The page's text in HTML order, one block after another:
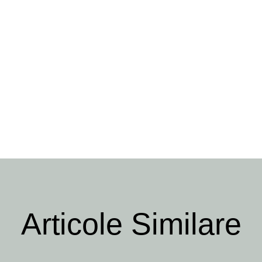
Articole Similare